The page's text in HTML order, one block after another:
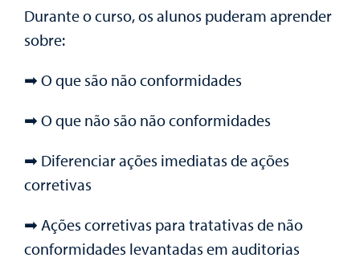
Durante o curso, os alunos puderam aprender
sobre:
➡ O que são não conformidades
➡ O que não são não conformidades
➡ Diferenciar ações imediatas de ações
corretivas
➡ Ações corretivas para tratativas de não
conformidades levantadas em auditorias